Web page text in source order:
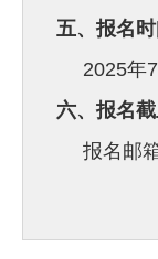
五、报名
2025年7
六、报名
报名邮